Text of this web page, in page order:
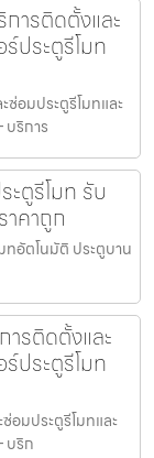
ารติดตั้งและ
ประตูรีโมท
อมประตูรีโมทและ
บริการ
ตูรีโมท รับ
คาถูก
ทอัตโนมัติ ประตูบาน
ารติดตั้งและ
ประตูรีโมท
อมประตูรีโมทและ
บริก